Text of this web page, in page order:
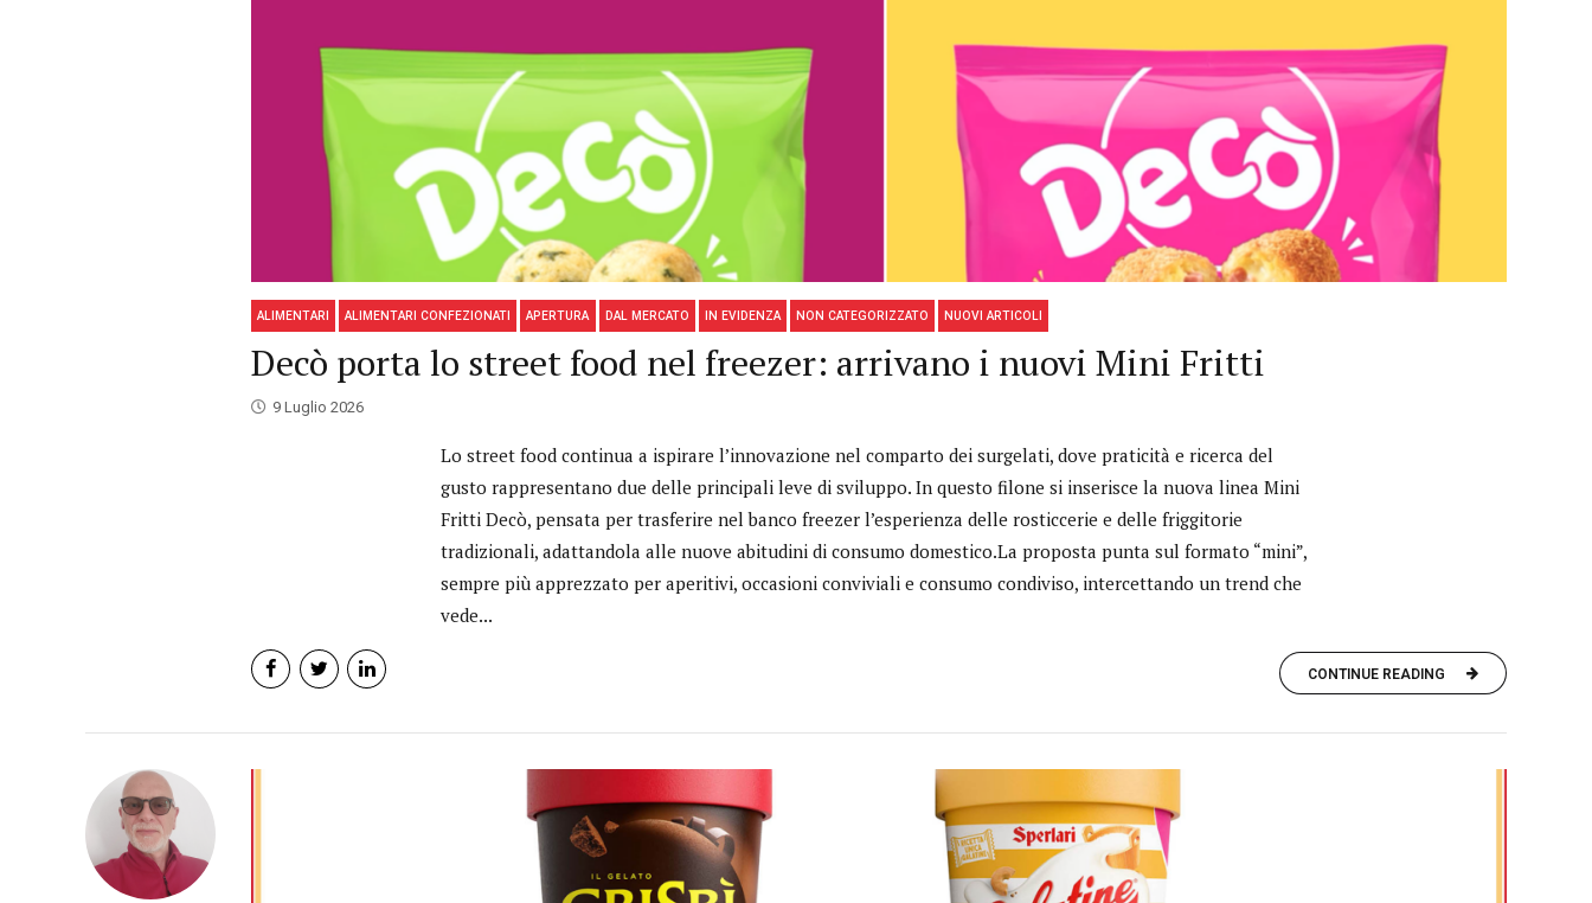
ALIMENTARI ALIMENTARI CONFEZIONATI APERTURA DAL MERCATO IN EVIDENZA NON CATEGORIZZATO NUOVI ARTICOLI
Decò porta lo street food nel freezer: arrivano i nuovi Mini Fritti
9 Luglio 2026
Lo street food continua a ispirare l’innovazione nel comparto dei surgelati, dove praticità e ricerca del
gusto rappresentano due delle principali leve di sviluppo. In questo filone si inserisce la nuova linea Mini
Fritti Decò, pensata per trasferire nel banco freezer l’esperienza delle rosticcerie e delle friggitorie
tradizionali, adattandola alle nuove abitudini di consumo domestico.La proposta punta sul formato “mini”,
sempre più apprezzato per aperitivi, occasioni conviviali e consumo condiviso, intercettando un trend che
vede...
CONTINUE READING